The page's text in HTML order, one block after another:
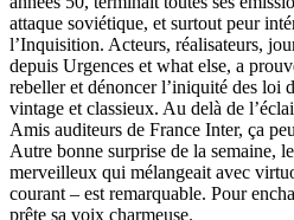
attaque soviétique, et surtout peur
l’Inquisition. Acteurs, réalisateurs,
depuis Urgences et what else, a
rebeller et dénoncer l’iniquité des loi
vintage et classieux. Au delà de
Amis auditeurs de France Inter, ça
Autre bonne surprise de la semaine,
merveilleux qui mélangeait avec
courant – est remarquable. Pour
prête sa voix charmeuse.